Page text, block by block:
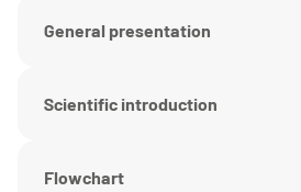
General presentation
Scientific introduction
Flowchart